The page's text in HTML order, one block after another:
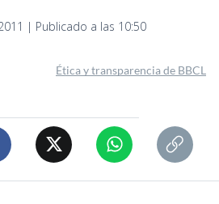
| Publicado a las 10:50
Ética y transparencia de BBCL